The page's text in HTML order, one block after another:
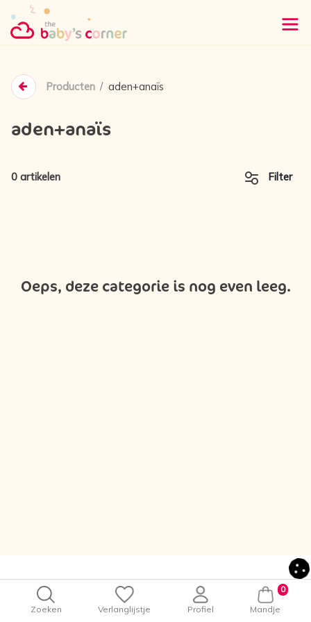
Zoeken Verlanglijstje Profiel
0
Mandje
Producten aden+anaïs
aden+anaïs
0 artikelen Filter
Oeps, deze categorie is nog even leeg.